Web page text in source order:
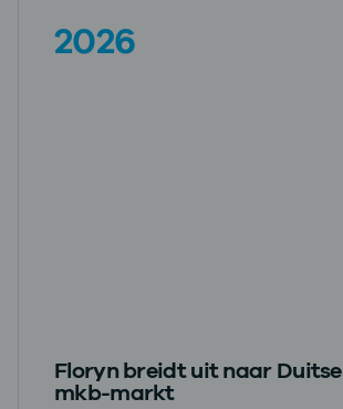
2026
Floryn breidt uit naar Duitse
mkb-markt